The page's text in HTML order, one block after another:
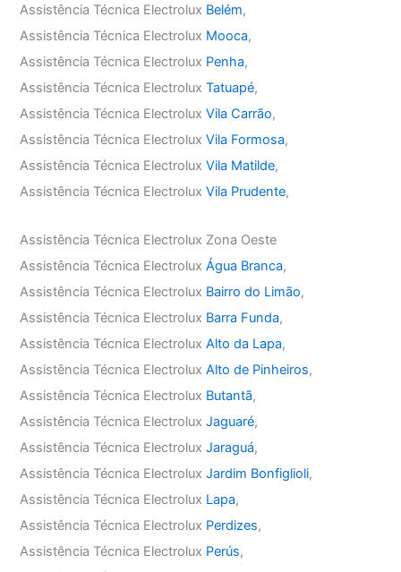
Assistência Técnica Electrolux Belém,
Assistência Técnica Electrolux Mooca,
Assistência Técnica Electrolux Penha,
Assistência Técnica ElectroluxTatuapé,
Assistência Técnica ElectroluxVila Carrão,
Assistência Técnica ElectroluxVila Formosa,
Assistência Técnica ElectroluxVila Matilde,
Assistência Técnica ElectroluxVila Prudente,
Assistência Técnica Electrolux Zona Oeste
Assistência Técnica ElectroluxÁgua Branca,
Assistência Técnica Electrolux Bairro do Limão,
Assistência Técnica Electrolux Barra Funda,
Assistência Técnica ElectroluxAlto da Lapa,
Assistência Técnica ElectroluxAlto de Pinheiros,
Assistência Técnica Electrolux Butantã,
Assistência Técnica ElectroluxJaguaré,
Assistência Técnica ElectroluxJaraguá,
Assistência Técnica ElectroluxJardim Bonfiglioli,
Assistência Técnica Electrolux Lapa,
Assistência Técnica Electrolux Perdizes,
Assistência Técnica Electrolux Perús,